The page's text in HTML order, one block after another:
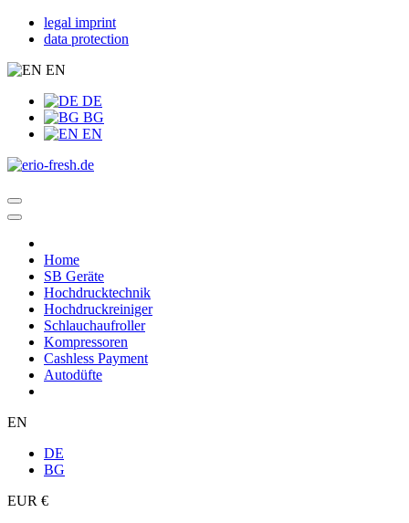
legal imprint
data protection
EN
DE
BG
EN
Home
SB Geräte
Hochdrucktechnik
Hochdruckreiniger
Schlauchaufroller
Kompressoren
Cashless Payment
Autodüfte
EN
DE
BG
EUR €